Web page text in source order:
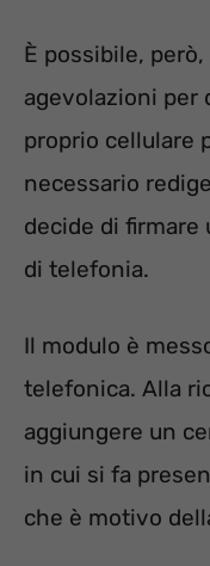
È possibile,
agevolazioni per
proprio cellulare
necessario
decide di firmare
di telefonia.
Il modulo è
telefonica. Alla
aggiungere un
in cui si fa
che è motivo